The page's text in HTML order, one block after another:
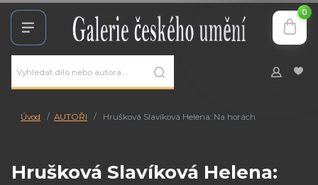
0
Úvod AUTOŘI Hrušková Slavíková Helena: Na horách
Hrušková Slavíková Helena: